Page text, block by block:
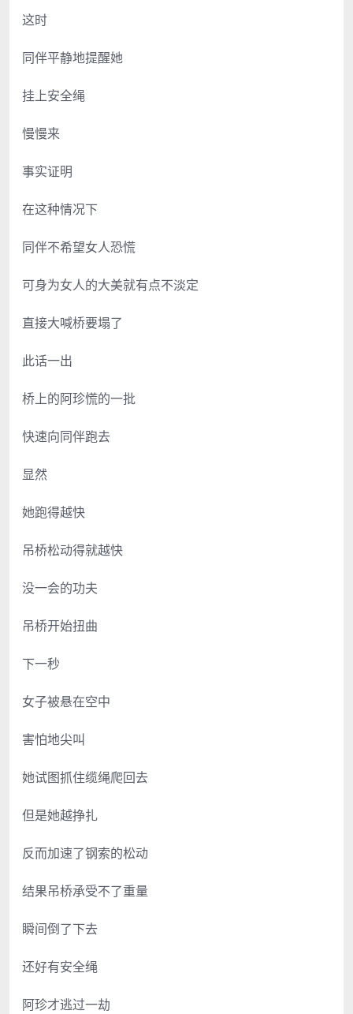
这时
同伴平静地提醒她
挂上安全绳
慢慢来
事实证明
在这种情况下
同伴不希望女人恐慌
可身为女人的大美就有点不淡定
直接大喊桥要塌了
此话一出
桥上的阿珍慌的一批
快速向同伴跑去
显然
她跑得越快
吊桥松动得就越快
没一会的功夫
吊桥开始扭曲
下一秒
女子被悬在空中
害怕地尖叫
她试图抓住缆绳爬回去
但是她越挣扎
反而加速了钢索的松动
结果吊桥承受不了重量
瞬间倒了下去
还好有安全绳
阿珍才逃过一劫